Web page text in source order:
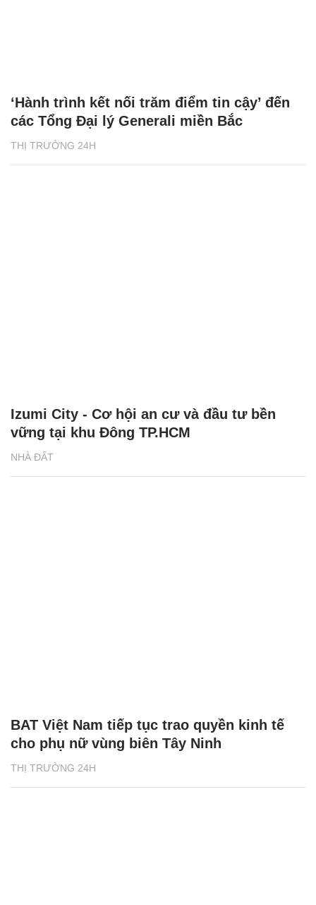
THỊ TRƯỜNG 24H
‘Hành trình kết nối trăm điểm tin cậy’ đến
các Tổng Đại lý Generali miền Bắc
NHÀ ĐẤT
Izumi City - Cơ hội an cư và đầu tư bền
vững tại khu Đông TP.HCM
THỊ TRƯỜNG 24H
BAT Việt Nam tiếp tục trao quyền kinh tế
cho phụ nữ vùng biên Tây Ninh